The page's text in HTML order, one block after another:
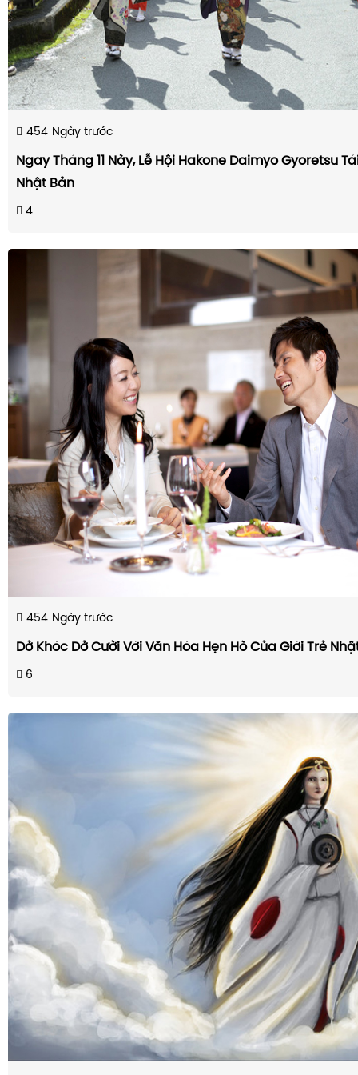
454 Ngày trước
Ngay Tháng 11 Này, Lễ Hội Hakone Daimyo Gyoretsu
Nhật Bản
4
454 Ngày trước
Dở Khóc Dở Cười Với Văn Hóa Hẹn Hò Của Giới Trẻ
6